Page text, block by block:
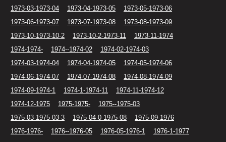
1973-03-1973-04
1973-04-1973-05
1973-05-1973-06
1973-06-1973-07
1973-07-1973-08
1973-08-1973-09
1973-10-1973-10-2
1973-10-2-1973-11
1973-11-1974
1974-1974-
1974--1974-02
1974-02-1974-03
1974-03-1974-04
1974-04-1974-05
1974-05-1974-06
1974-06-1974-07
1974-07-1974-08
1974-08-1974-09
1974-09-1974-1
1974-1-1974-11
1974-11-1974-12
1974-12-1975
1975-1975-
1975--1975-03
1975-03-1975-03-3
1975-04-0-1975-08
1975-09-1976
1976-1976-
1976--1976-05 1976-05-1976-1
1976-1-1977